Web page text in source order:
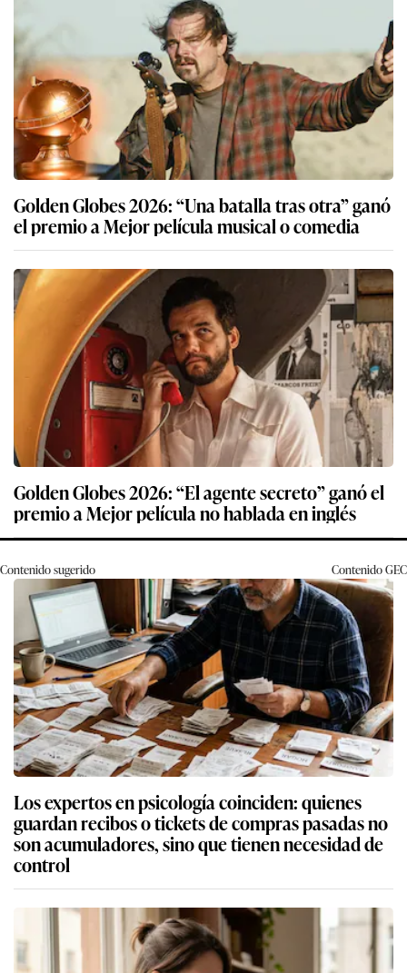
Golden Globes 2026: “Una batalla tras otra” ganó
el premio a Mejor película musical o comedia
Golden Globes 2026: “El agente secreto” ganó el
premio a Mejor película no hablada en inglés
Contenido sugerido ContenidoGEC
Los expertos en psicología coinciden: quienes
guardan recibos o tickets de compras pasadas no
son acumuladores, sino que tienen necesidad de
control